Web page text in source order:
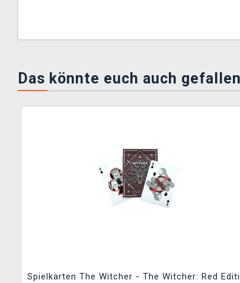
Das könnte euch auch gefallen
Spielkarten The Witcher - The Witcher: Red